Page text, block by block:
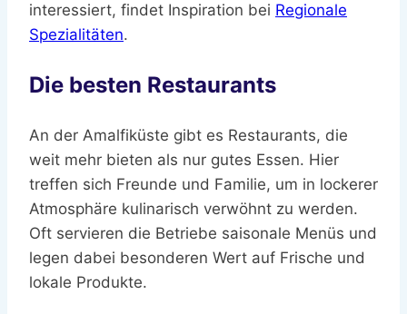
interessiert, findet Inspiration bei Regionale
Spezialitäten.
Die besten Restaurants
An der Amalfiküste gibt es Restaurants, die
weit mehr bieten als nur gutes Essen. Hier
treffen sich Freunde und Familie, um in lockerer
Atmosphäre kulinarisch verwöhnt zu werden.
Oft servieren die Betriebe saisonale Menüs und
legen dabei besonderen Wert auf Frische und
lokale Produkte.